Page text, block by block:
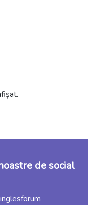
de social